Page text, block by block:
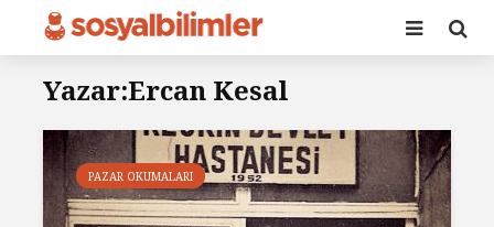
Yazar:Ercan Kesal
PAZAR OKUMALARI